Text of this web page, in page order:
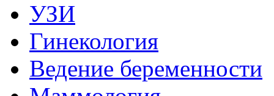
УЗИ
Гинекология
Ведение беременности